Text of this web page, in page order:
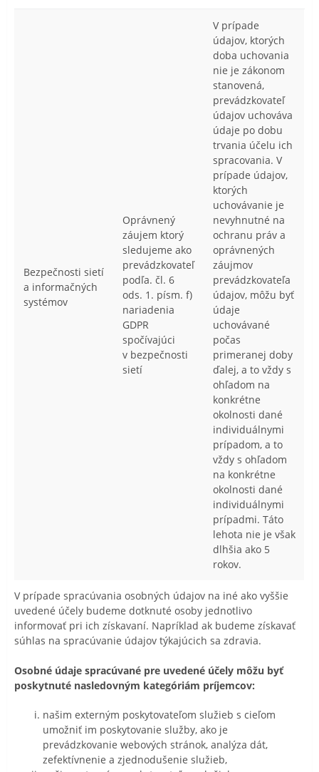
Bezpečnosti sietí
a informačných
systémov
Oprávnený
záujem ktorý
sledujeme ako
prevádzkovateľ
podľa. čl. 6
ods. 1. písm. f)
nariadenia
GDPR
spočívajúci
v bezpečnosti
sietí
V prípade
údajov, ktorých
doba uchovania
nie je zákonom
stanovená,
prevádzkovateľ
údajov uchováva
údaje po dobu
trvania účelu ich
spracovania. V
prípade údajov,
ktorých
uchovávanie je
nevyhnutné na
ochranu práv a
oprávnených
záujmov
prevádzkovateľa
údajov, môžu byť
údaje
uchovávané
počas
primeranej doby
ďalej, a to vždy s
ohľadom na
konkrétne
okolnosti dané
individuálnymi
prípadom, a to
vždy s ohľadom
na konkrétne
okolnosti dané
individuálnymi
prípadmi. Táto
lehota nie je však
dlhšia ako 5
rokov.
V prípade spracúvania osobných údajov na iné ako vyššie
uvedené účely budeme dotknuté osoby jednotlivo
informovať pri ich získavaní. Napríklad ak budeme získavať
súhlas na spracúvanie údajov týkajúcich sa zdravia.
Osobné údaje spracúvané pre uvedené účely môžu byť
poskytnuté nasledovným kategóriám príjemcov:
našim externým poskytovateľom služieb s cieľom
umožniť im poskytovanie služby, ako je
prevádzkovanie webových stránok, analýza dát,
zefektívnenie a zjednodušenie služieb,